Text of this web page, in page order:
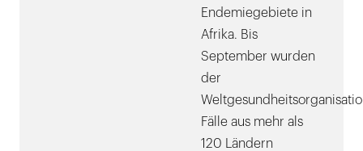
Endemiegebiete in
Afrika. Bis
September wurden
der
Fälle aus mehr als
120 Ländern